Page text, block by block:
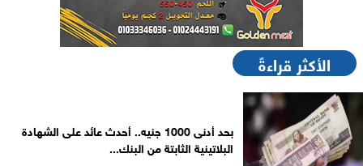
الأكثر قراءةً
بحد أدنى 1000 جنيه.. أحدث عائد على الشهادة
البلاتينية الثابتة من البنك...